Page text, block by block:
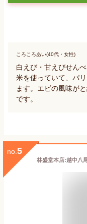
ころころあい(40代・女性)
白えび・甘えびせん
米を使っていて、パ
ます。エビの風味が
です。
no. 5